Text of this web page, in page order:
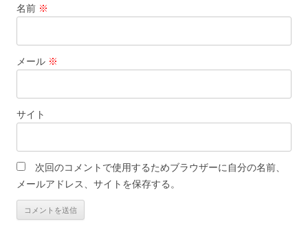
名前 ※
メール ※
サイト
次回のコメントで使用するためブラウザーに自分の名前、
メールアドレス、サイトを保存する。